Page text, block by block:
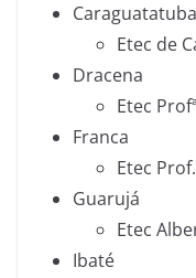
Caraguatatuba
Etec de
Dracena
Etec
Franca
Etec
Guarujá
Etec
Ibaté